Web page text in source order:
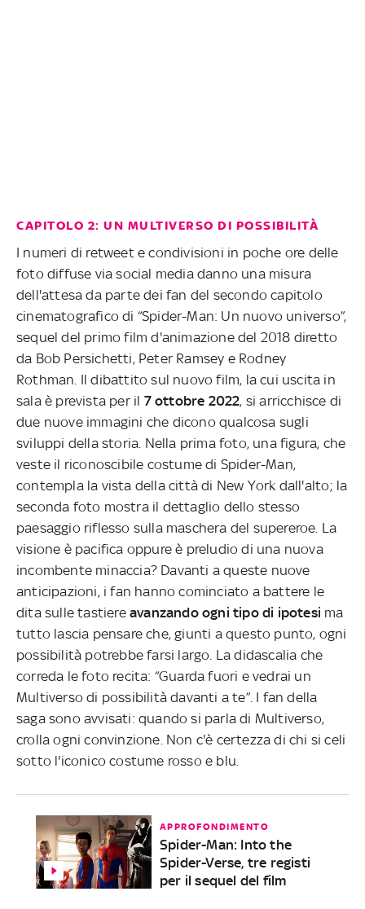
CAPITOLO 2: UN MULTIVERSO DI POSSIBILITÀ
I numeri di retweet e condivisioni in poche ore delle
foto diffuse via social media danno una misura
dell'attesa da parte dei fan del secondo capitolo
cinematografico di “Spider-Man: Un nuovo universo”,
sequel del primo film d'animazione del 2018 diretto
da Bob Persichetti, Peter Ramsey e Rodney
Rothman. Il dibattito sul nuovo film, la cui uscita in
sala è prevista per il 7 ottobre 2022, si arricchisce di
due nuove immagini che dicono qualcosa sugli
sviluppi della storia. Nella prima foto, una figura, che
veste il riconoscibile costume di Spider-Man,
contempla la vista della città di New York dall'alto; la
seconda foto mostra il dettaglio dello stesso
paesaggio riflesso sulla maschera del supereroe. La
visione è pacifica oppure è preludio di una nuova
incombente minaccia? Davanti a queste nuove
anticipazioni, i fan hanno cominciato a battere le
dita sulle tastiereavanzando ogni tipo di ipotesi ma
tutto lascia pensare che, giunti a questo punto, ogni
possibilità potrebbe farsi largo. La didascalia che
correda le foto recita: “Guarda fuori e vedrai un
Multiverso di possibilità davanti a te”. I fan della
saga sono avvisati: quando si parla di Multiverso,
crolla ogni convinzione. Non c'è certezza di chi si celi
sotto l'iconico costume rosso e blu.
APPROFONDIMENTO
Spider-Man: Into the
Spider-Verse, tre registi
per il sequel del film